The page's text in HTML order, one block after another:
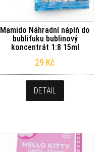
Mamido Náhradní náplň do
bublifuku bublinový
koncentrát 1:8 15ml
29 Kč
DETAIL